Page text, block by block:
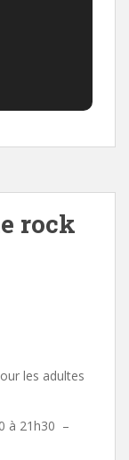
rock
les adultes
à 21h30 –